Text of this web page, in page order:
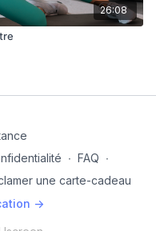
26:08
∙ FAQ ∙
une carte-cadeau
->